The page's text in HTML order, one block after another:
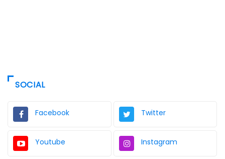
SOCIAL
Facebook Twitter
Youtube Instagram